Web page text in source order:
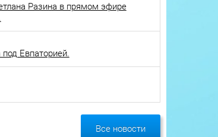
Разина в прямом эфире
Евпаторией.
Все новости